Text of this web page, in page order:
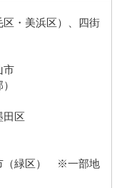
・美浜区）、四街
市
田区
（緑区） ※一部地